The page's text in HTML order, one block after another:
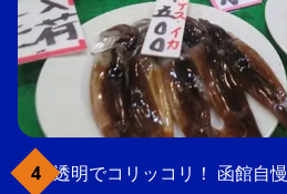
透明でコリッコリ！ 函館自